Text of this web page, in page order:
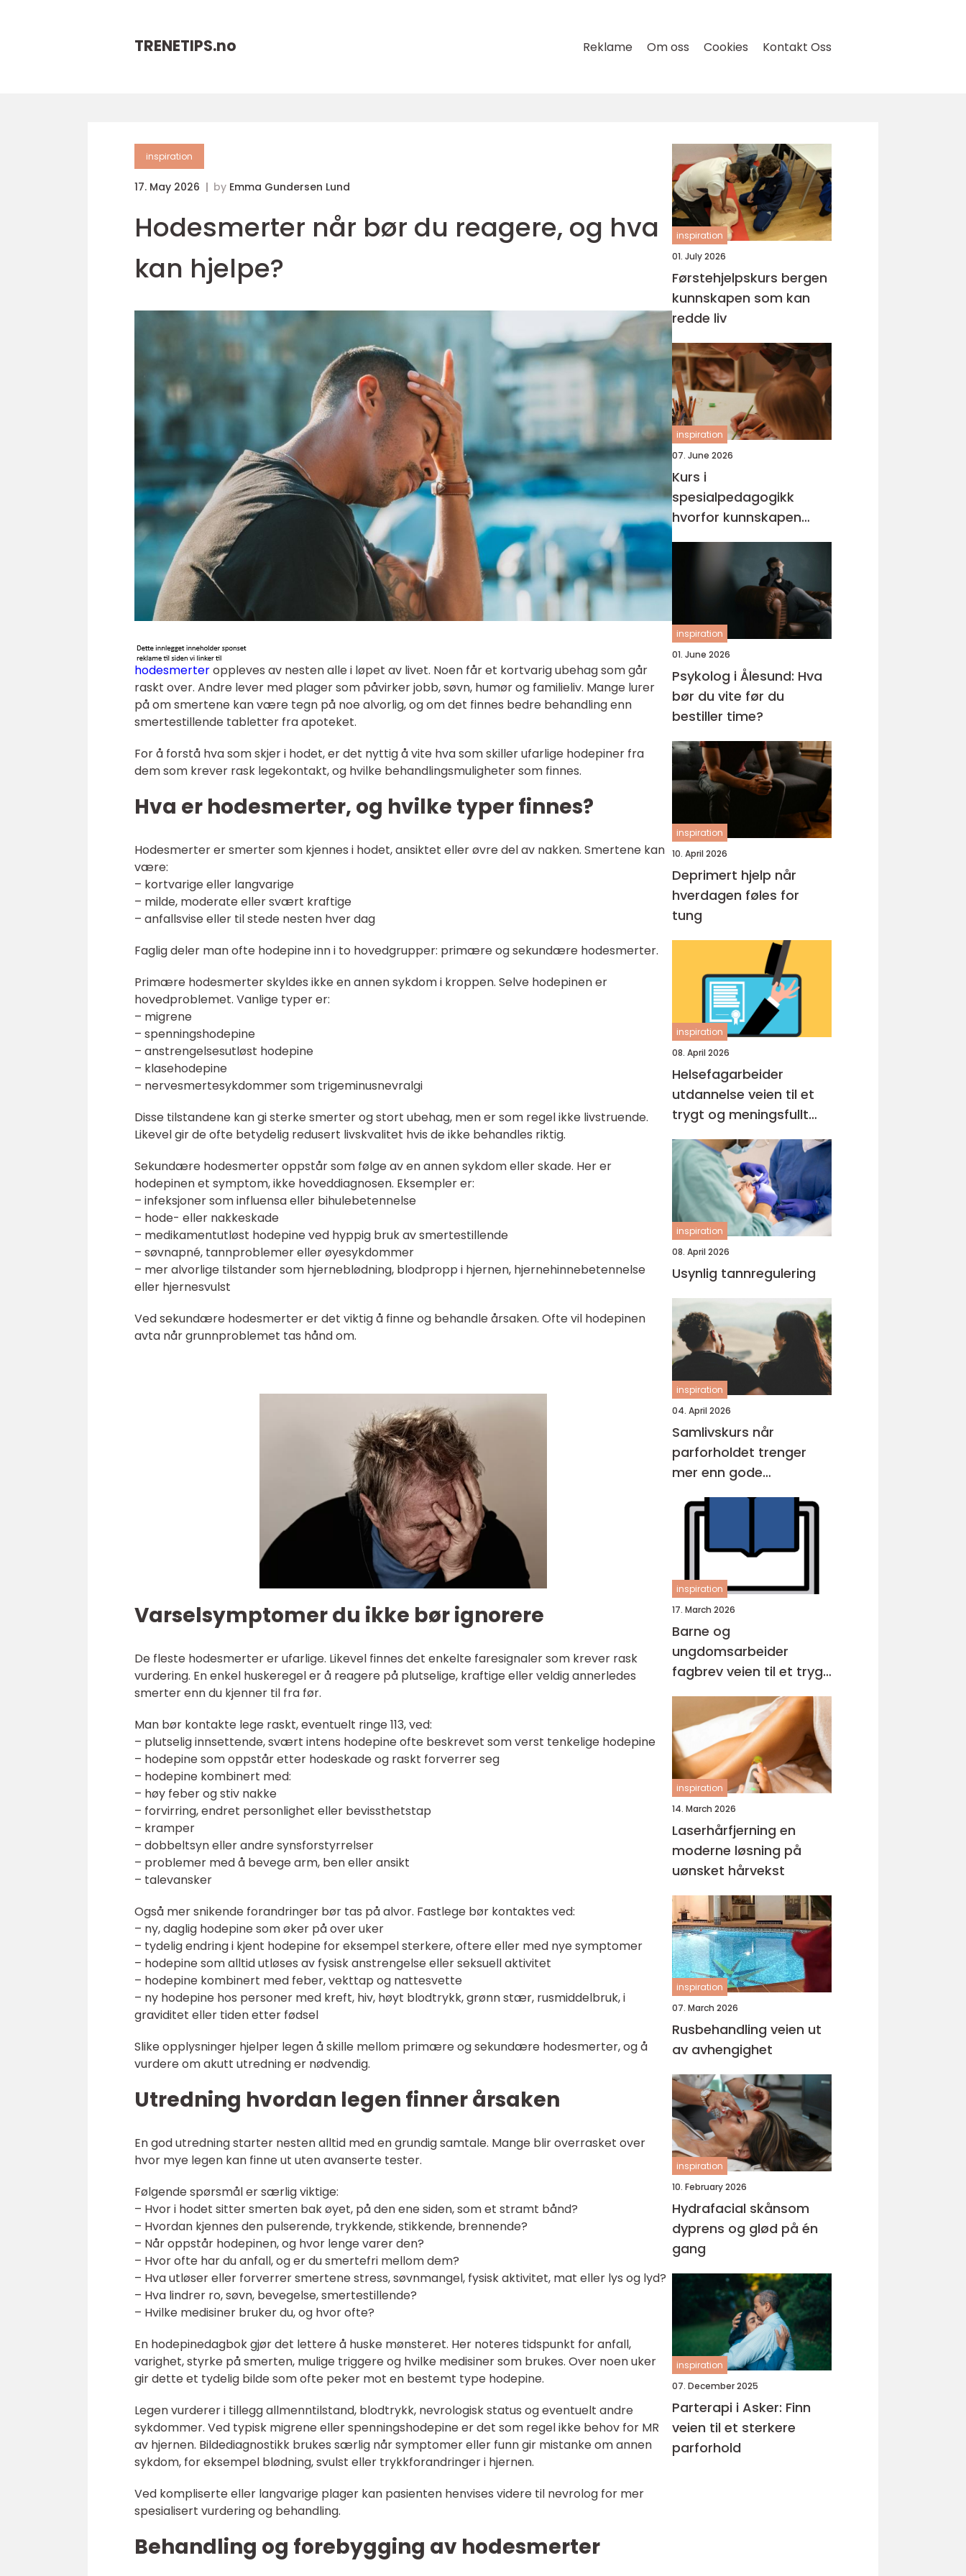
TRENETIPS.no Reklame Om oss Cookies Kontakt Oss
inspiration
17. May 2026 by Emma Gundersen Lund
Hodesmerter når bør du reagere, og hva
kan hjelpe?
hodesmerteroppleves av nesten alle i løpet av livet. Noen får et kortvarig ubehag som går
raskt over. Andre lever med plager som påvirker jobb, søvn, humør og familieliv. Mange lurer
på om smertene kan være tegn på noe alvorlig, og om det finnes bedre behandling enn
smertestillende tabletter fra apoteket.
For å forstå hva som skjer i hodet, er det nyttig å vite hva som skiller ufarlige hodepiner fra
dem som krever rask legekontakt, og hvilke behandlingsmuligheter som finnes.
Hva er hodesmerter, og hvilke typer finnes?
Hodesmerter er smerter som kjennes i hodet, ansiktet eller øvre del av nakken. Smertene kan
være:
– kortvarige eller langvarige
– milde, moderate eller svært kraftige
– anfallsvise eller til stede nesten hver dag
Faglig deler man ofte hodepine inn i to hovedgrupper: primære og sekundære hodesmerter.
Primære hodesmerter skyldes ikke en annen sykdom i kroppen. Selve hodepinen er
hovedproblemet. Vanlige typer er:
– migrene
– spenningshodepine
– anstrengelsesutløst hodepine
– klasehodepine
– nervesmertesykdommer som trigeminusnevralgi
Disse tilstandene kan gi sterke smerter og stort ubehag, men er som regel ikke livstruende.
Likevel gir de ofte betydelig redusert livskvalitet hvis de ikke behandles riktig.
Sekundære hodesmerter oppstår som følge av en annen sykdom eller skade. Her er
hodepinen et symptom, ikke hoveddiagnosen. Eksempler er:
– infeksjoner som influensa eller bihulebetennelse
– hode- eller nakkeskade
– medikamentutløst hodepine ved hyppig bruk av smertestillende
– søvnapné, tannproblemer eller øyesykdommer
– mer alvorlige tilstander som hjerneblødning, blodpropp i hjernen, hjernehinnebetennelse
eller hjernesvulst
Ved sekundære hodesmerter er det viktig å finne og behandle årsaken. Ofte vil hodepinen
avta når grunnproblemet tas hånd om.
Varselsymptomer du ikke bør ignorere
De fleste hodesmerter er ufarlige. Likevel finnes det enkelte faresignaler som krever rask
vurdering. En enkel huskeregel er å reagere på plutselige, kraftige eller veldig annerledes
smerter enn du kjenner til fra før.
Man bør kontakte lege raskt, eventuelt ringe 113, ved:
– plutselig innsettende, svært intens hodepine ofte beskrevet som verst tenkelige hodepine
– hodepine som oppstår etter hodeskade og raskt forverrer seg
– hodepine kombinert med:
– høy feber og stiv nakke
– forvirring, endret personlighet eller bevissthetstap
– kramper
– dobbeltsyn eller andre synsforstyrrelser
– problemer med å bevege arm, ben eller ansikt
– talevansker
Også mer snikende forandringer bør tas på alvor. Fastlege bør kontaktes ved:
– ny, daglig hodepine som øker på over uker
– tydelig endring i kjent hodepine for eksempel sterkere, oftere eller med nye symptomer
– hodepine som alltid utløses av fysisk anstrengelse eller seksuell aktivitet
– hodepine kombinert med feber, vekttap og nattesvette
– ny hodepine hos personer med kreft, hiv, høyt blodtrykk, grønn stær, rusmiddelbruk, i
graviditet eller tiden etter fødsel
Slike opplysninger hjelper legen å skille mellom primære og sekundære hodesmerter, og å
vurdere om akutt utredning er nødvendig.
Utredning hvordan legen finner årsaken
En god utredning starter nesten alltid med en grundig samtale. Mange blir overrasket over
hvor mye legen kan finne ut uten avanserte tester.
Følgende spørsmål er særlig viktige:
– Hvor i hodet sitter smerten bak øyet, på den ene siden, som et stramt bånd?
– Hvordan kjennes den pulserende, trykkende, stikkende, brennende?
– Når oppstår hodepinen, og hvor lenge varer den?
– Hvor ofte har du anfall, og er du smertefri mellom dem?
– Hva utløser eller forverrer smertene stress, søvnmangel, fysisk aktivitet, mat eller lys og lyd?
– Hva lindrer ro, søvn, bevegelse, smertestillende?
– Hvilke medisiner bruker du, og hvor ofte?
En hodepinedagbok gjør det lettere å huske mønsteret. Her noteres tidspunkt for anfall,
varighet, styrke på smerten, mulige triggere og hvilke medisiner som brukes. Over noen uker
gir dette et tydelig bilde som ofte peker mot en bestemt type hodepine.
Legen vurderer i tillegg allmenntilstand, blodtrykk, nevrologisk status og eventuelt andre
sykdommer. Ved typisk migrene eller spenningshodepine er det som regel ikke behov for MR
av hjernen. Bildediagnostikk brukes særlig når symptomer eller funn gir mistanke om annen
sykdom, for eksempel blødning, svulst eller trykkforandringer i hjernen.
Ved kompliserte eller langvarige plager kan pasienten henvises videre til nevrolog for mer
spesialisert vurdering og behandling.
Behandling og forebygging av hodesmerter
inspiration
01. July 2026
Førstehjelpskurs bergen
kunnskapen som kan
redde liv
inspiration
07. June 2026
Kurs i
spesialpedagogikk
hvorfor kunnskapen
trengs mer enn noen
inspiration
01. June 2026
Psykolog i Ålesund: Hva
bør du vite før du
bestiller time?
inspiration
10. April 2026
Deprimert hjelp når
hverdagen føles for
tung
inspiration
08. April 2026
Helsefagarbeider
utdannelse veien til et
trygt og meningsfullt
yrke
inspiration
08. April 2026
Usynlig tannregulering
inspiration
04. April 2026
Samlivskurs når
parforholdet trenger
mer enn gode
intensjoner
inspiration
17. March 2026
Barne og
ungdomsarbeider
fagbrev veien til et trygt
og viktig yrke
inspiration
14. March 2026
Laserhårfjerning en
moderne løsning på
uønsket hårvekst
inspiration
07. March 2026
Rusbehandling veien ut
av avhengighet
inspiration
10. February 2026
Hydrafacial skånsom
dyprens og glød på én
gang
inspiration
07. December 2025
Parterapi i Asker: Finn
veien til et sterkere
parforhold